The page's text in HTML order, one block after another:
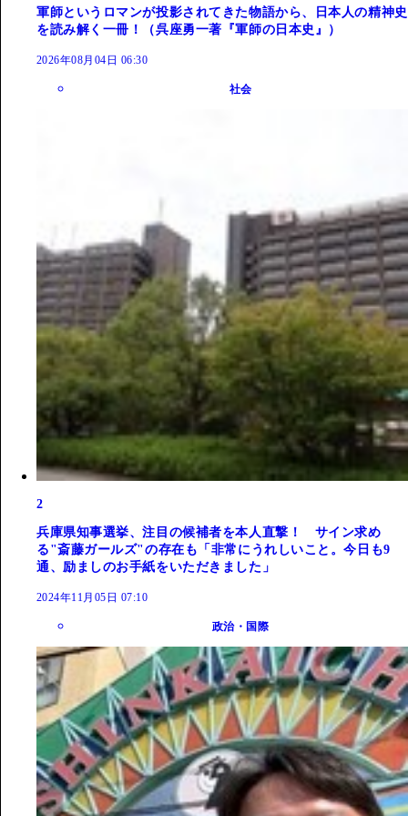
軍師というロマンが投影されてきた物語から、日本人の精神史
を読み解く一冊！（呉座勇一著『軍師の日本史』）
2026年08月04日 06:30
社会
2
兵庫県知事選挙、注目の候補者を本人直撃！ サイン求め
る"斎藤ガールズ"の存在も「非常にうれしいこと。今日も9
通、励ましのお手紙をいただきました」
2024年11月05日 07:10
政治・国際